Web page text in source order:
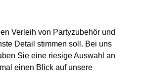
Verleih von Partyzubehör und
Detail stimmen soll. Bei uns
Sie eine riesige Auswahl an
einen Blick auf unsere